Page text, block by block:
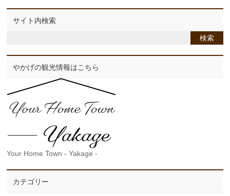
サイト内検索
やかげの観光情報はこちら
Your Home Town - Yakage -
カテゴリー